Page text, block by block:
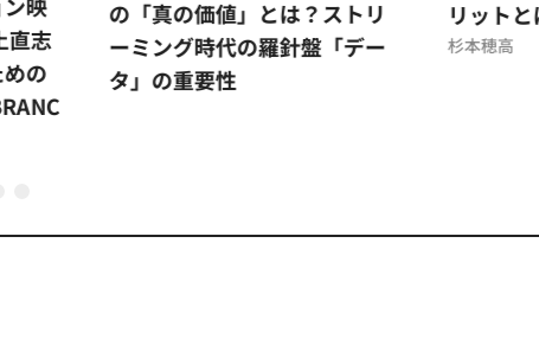
の「真の価値」とは？ストリ
ーミング時代の羅針盤「デー
タ」の重要性
リットとは？
杉本穂高